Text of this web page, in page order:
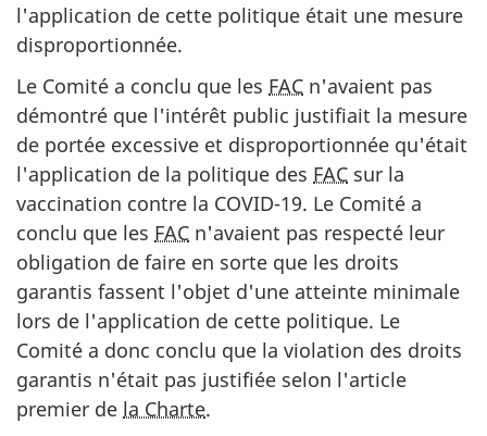
l'application de cette politique était une mesure
disproportionnée.
Le Comité a conclu que les FAC n'avaient pas
démontré que l'intérêt public justifiait la mesure
de portée excessive et disproportionnée qu'était
l'application de la politique des FAC sur la
vaccination contre la COVID-19. Le Comité a
conclu que les FAC n'avaient pas respecté leur
obligation de faire en sorte que les droits
garantis fassent l'objet d'une atteinte minimale
lors de l'application de cette politique. Le
Comité a donc conclu que la violation des droits
garantis n'était pas justifiée selon l'article
premier de la Charte.